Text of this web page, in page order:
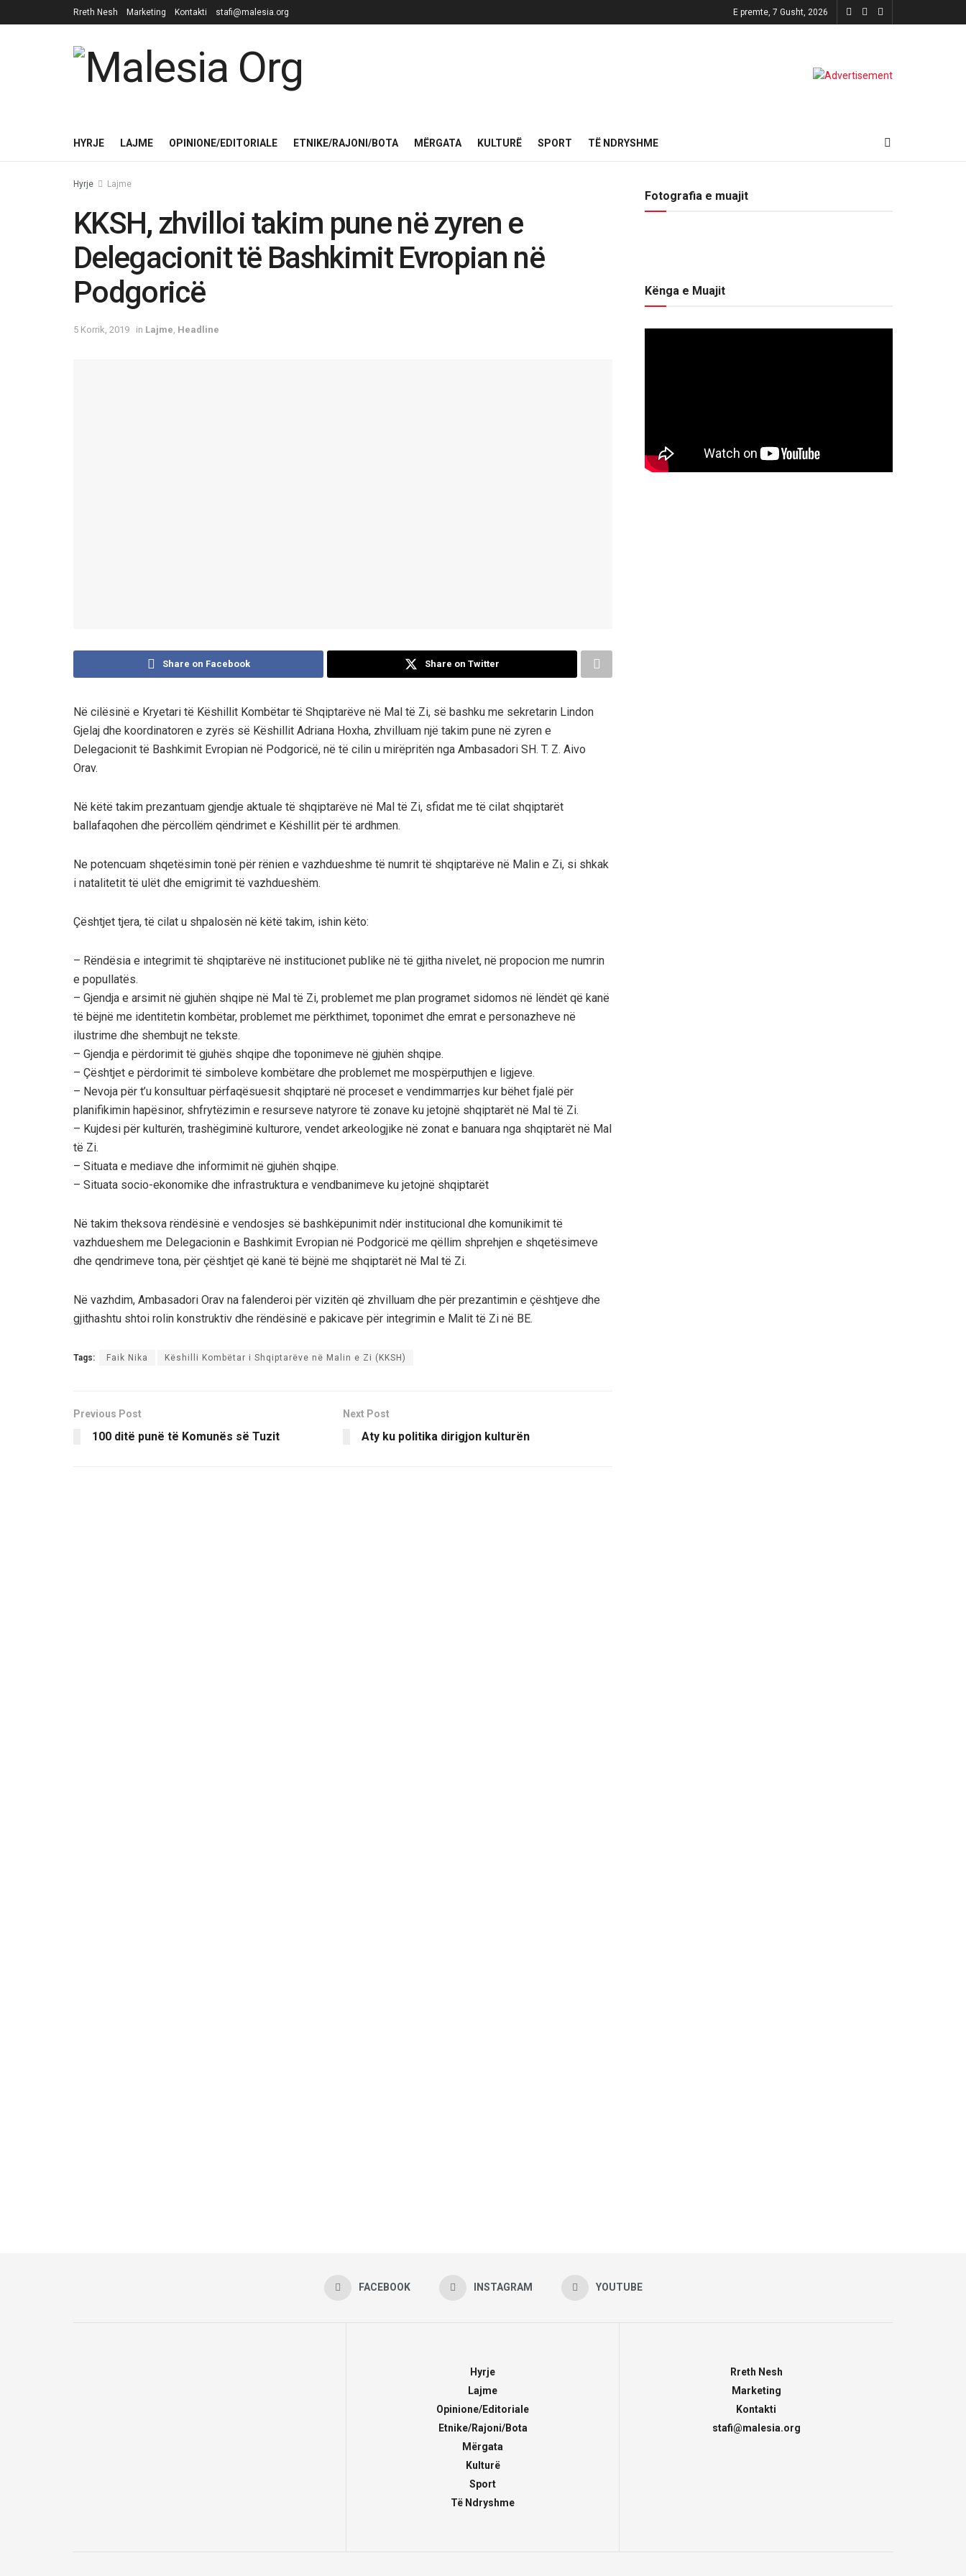
Rreth Nesh Marketing Kontakti stafi@malesia.org E premte, 7 Gusht, 2026
HYRJE LAJME OPINIONE/EDITORIALE ETNIKE/RAJONI/BOTA MËRGATA KULTURË SPORT TË NDRYSHME
Hyrje Lajme
KKSH, zhvilloi takim pune në zyren e
Delegacionit të Bashkimit Evropian në
Podgoricë
5 Korrik, 2019 in Lajme Headline
Share on Facebook Share on Twitter
Në cilësinë e Kryetari të Këshillit Kombëtar të Shqiptarëve në Mal të Zi, së bashku me sekretarin Lindon
Gjelaj dhe koordinatoren e zyrës së Këshillit Adriana Hoxha, zhvilluam një takim pune në zyren e
Delegacionit të Bashkimit Evropian në Podgoricë, në të cilin u mirëpritën nga Ambasadori SH. T. Z. Aivo
Orav.
Në këtë takim prezantuam gjendje aktuale të shqiptarëve në Mal të Zi, sfidat me të cilat shqiptarët
ballafaqohen dhe përcollëm qëndrimet e Këshillit për të ardhmen.
Ne potencuam shqetësimin tonë për rënien e vazhdueshme të numrit të shqiptarëve në Malin e Zi, si shkak
i natalitetit të ulët dhe emigrimit të vazhdueshëm.
Çështjet tjera, të cilat u shpalosën në këtë takim, ishin këto:
– Rëndësia e integrimit të shqiptarëve në institucionet publike në të gjitha nivelet, në propocion me numrin
e popullatës.
– Gjendja e arsimit në gjuhën shqipe në Mal të Zi, problemet me plan programet sidomos në lëndët që kanë
të bëjnë me identitetin kombëtar, problemet me përkthimet, toponimet dhe emrat e personazheve në
ilustrime dhe shembujt ne tekste.
– Gjendja e përdorimit të gjuhës shqipe dhe toponimeve në gjuhën shqipe.
– Çështjet e përdorimit të simboleve kombëtare dhe problemet me mospërputhjen e ligjeve.
– Nevoja për t’u konsultuar përfaqësuesit shqiptarë në proceset e vendimmarrjes kur bëhet fjalë për
planifikimin hapësinor, shfrytëzimin e resurseve natyrore të zonave ku jetojnë shqiptarët në Mal të Zi.
– Kujdesi për kulturën, trashëgiminë kulturore, vendet arkeologjike në zonat e banuara nga shqiptarët në Mal
të Zi.
– Situata e mediave dhe informimit në gjuhën shqipe.
– Situata socio-ekonomike dhe infrastruktura e vendbanimeve ku jetojnë shqiptarët
Në takim theksova rëndësinë e vendosjes së bashkëpunimit ndër institucional dhe komunikimit të
vazhdueshem me Delegacionin e Bashkimit Evropian në Podgoricë me qëllim shprehjen e shqetësimeve
dhe qendrimeve tona, për çështjet që kanë të bëjnë me shqiptarët në Mal të Zi.
Në vazhdim, Ambasadori Orav na falenderoi për vizitën që zhvilluam dhe për prezantimin e çështjeve dhe
gjithashtu shtoi rolin konstruktiv dhe rëndësinë e pakicave për integrimin e Malit të Zi në BE.
Tags: Faik Nika Këshilli Kombëtar i Shqiptarëve në Malin e Zi (KKSH)
Previous Post
100 ditë punë të Komunës së Tuzit
Next Post
Aty ku politika dirigjon kulturën
Fotografia e muajit
Kënga e Muajit
FACEBOOK INSTAGRAM YOUTUBE
Hyrje
Lajme
Opinione/Editoriale
Etnike/Rajoni/Bota
Mërgata
Kulturë
Sport
Të Ndryshme
Rreth Nesh
Marketing
Kontakti
stafi@malesia.org